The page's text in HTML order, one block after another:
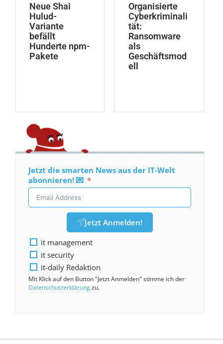
Neue Shai
Hulud-
Variante
befällt
Hunderte npm-
Pakete
Organisierte
Cyberkriminali
tät:
Ransomware
als
Geschäftsmod
ell
Jetzt die smarten News aus der IT-Welt
abonnieren! 💌
Jetzt Anmelden!
it management
it security
it-daily Redaktion
Mit Klick auf den Button "Jetzt Anmelden" stimme ich der
Datenschutzerklärungzu.